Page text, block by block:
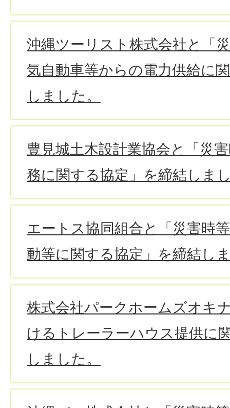
沖縄ツーリスト株式会社と「
気自動車等からの電力供給に
しました。
豊見城土木設計業協会と「災
務に関する協定」を締結しま
エートス協同組合と「災害時
動等に関する協定」を締結し
株式会社パークホームズオキ
けるトレーラーハウス提供に
しました。